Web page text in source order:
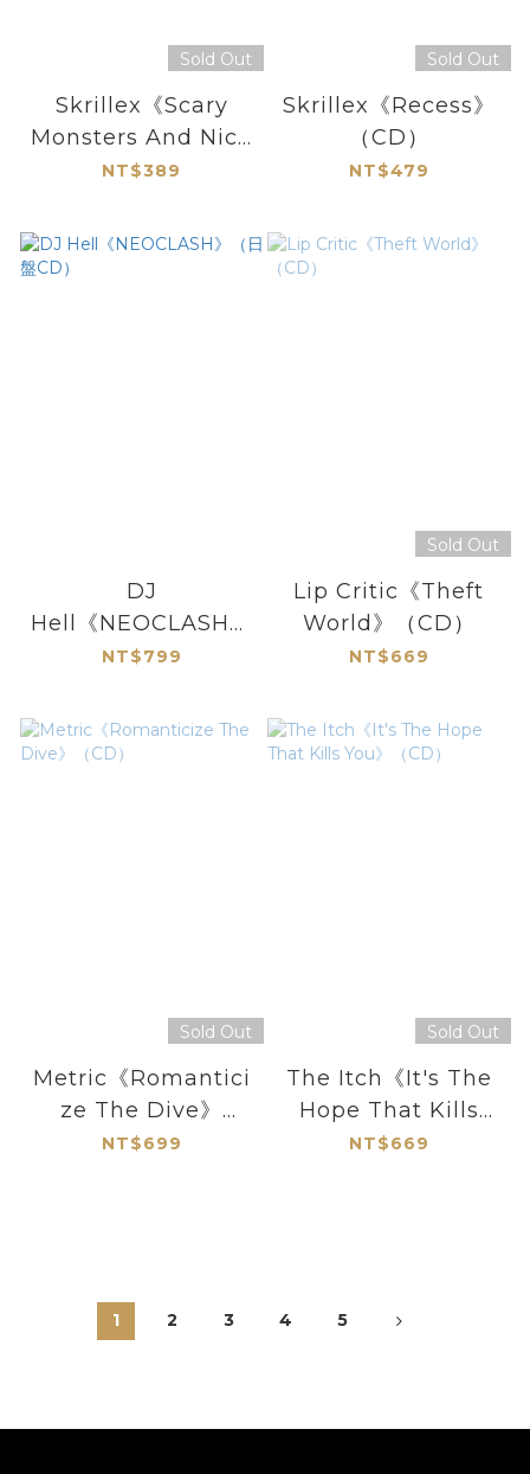
Sold Out
Skrillex《Scary
Monsters And Nice
Sprites》（CD）
NT$389
Sold Out
Skrillex《Recess》
（CD）
NT$479
DJ
Hell《NEOCLASH》
（日盤CD）
NT$799
Sold Out
Lip Critic《Theft
World》（CD）
NT$669
Sold Out
Metric《Romantici
ze The Dive》
（CD）
NT$699
Sold Out
The Itch《It's The
Hope That Kills
You》（CD）
NT$669
1 2 3 4 5